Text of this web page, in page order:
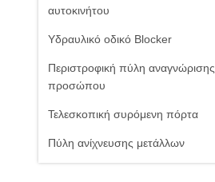
αυτοκινήτου
Υδραυλικό οδικό Blocker
Περιστροφική πύλη αναγνώρισης
προσώπου
Τελεσκοπική συρόμενη πόρτα
Πύλη ανίχνευσης μετάλλων